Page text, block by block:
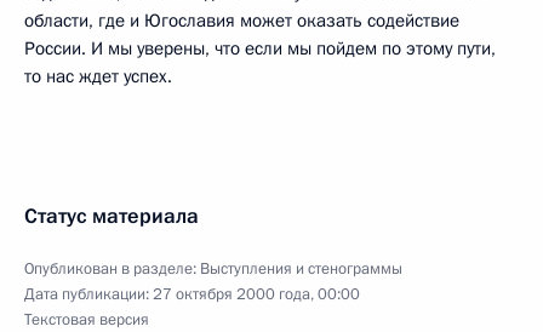
области, где и Югославия может оказать содействие
России. И мы уверены, что если мы пойдем по этому пути,
то нас ждет успех.
Статус материала
Опубликован в разделе: Выступления и стенограммы
Дата публикации:27 октября 2000 года, 00:00
Текстовая версия